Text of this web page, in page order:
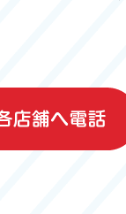
社）